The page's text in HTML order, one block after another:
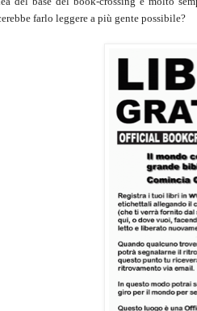
farlo leggere a più gente possibile?